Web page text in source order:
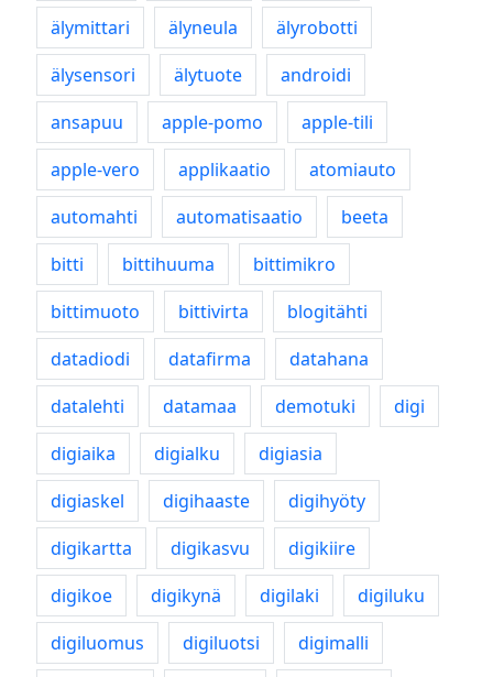
älymittari
älyneula
älyrobotti
älysensori
älytuote
androidi
ansapuu
apple-pomo
apple-tili
apple-vero
applikaatio
atomiauto
automahti
automatisaatio
beeta
bitti
bittihuuma
bittimikro
bittimuoto
bittivirta
blogitähti
datadiodi
datafirma
datahana
datalehti
datamaa demotuki
digi
digiaika
digialku
digiasia
digiaskel
digihaaste
digihyöty
digikartta
digikasvu
digikiire
digikoe
digikynä digilaki
digiluku
digiluomus
digiluotsi
digimalli